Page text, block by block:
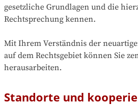
gesetzliche Grundlagen und die
Rechtsprechung kennen.
Mit Ihrem Verständnis der
auf dem Rechtsgebiet können Sie
herausarbeiten.
Standorte und